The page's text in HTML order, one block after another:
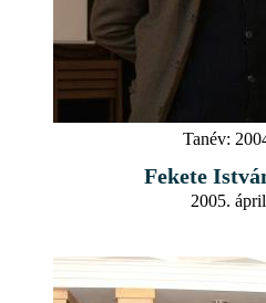
Tanév:
Fekete
2005.